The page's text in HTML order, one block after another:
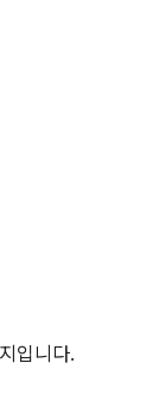
입니다.